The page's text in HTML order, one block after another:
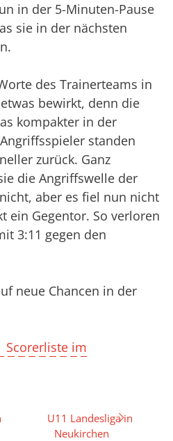
in der 5-Minuten-Pause
sie in der nächsten
des Trainerteams in
bewirkt, denn die
kompakter in der
standen
zurück. Ganz
die Angriffswelle der
aber es fiel nun nicht
ein Gegentor. So verloren
3:11 gegen den
neue Chancen in der
Scorerliste im
U11 Landesliga in
Neukirchen